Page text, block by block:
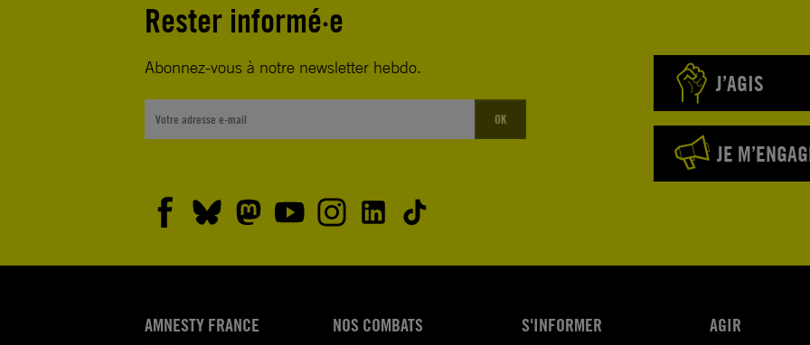
Rester informé·e
Abonnez-vous à notre newsletter hebdo.
OK
J’AGIS
JE
AMNESTY FRANCE NOS COMBATS S'INFORMER AGIR